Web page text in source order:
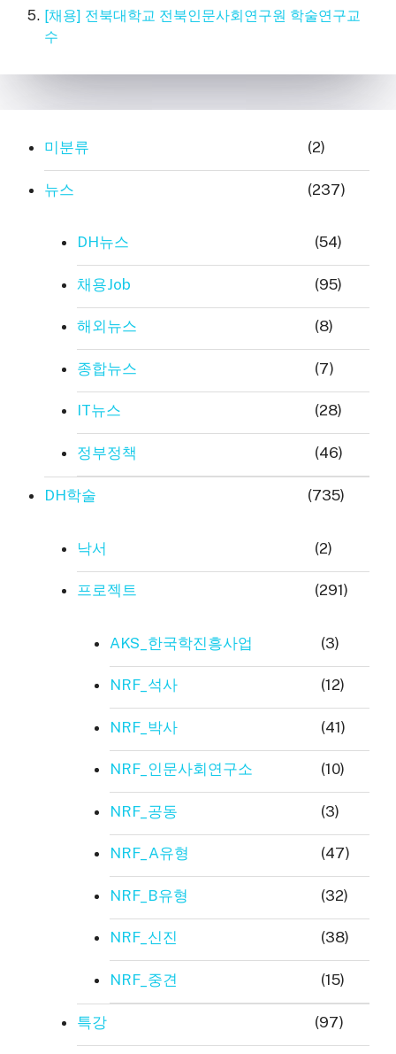
[채용] 전북대학교 전북인문사회연구원 학술연구교
수
미분류 (2)
뉴스 (237)
DH뉴스 (54)
채용Job (95)
해외뉴스 (8)
종합뉴스 (7)
IT뉴스 (28)
정부정책 (46)
DH학술 (735)
낙서 (2)
프로젝트 (291)
AKS_한국학진흥사업 (3)
NRF_석사 (12)
NRF_박사 (41)
NRF_인문사회연구소 (10)
NRF_공동 (3)
NRF_A유형 (47)
NRF_B유형 (32)
NRF_신진 (38)
NRF_중견 (15)
특강 (97)